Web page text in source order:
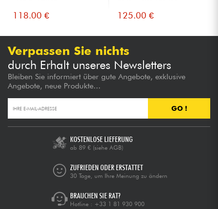
118.00 € 125.00 €
Verpassen Sie nichts
durch Erhalt unseres Newsletters
Bleiben Sie informiert über gute Angebote, exklusive
Angebote, neue Produkte...
GO !
KOSTENLOSE LIEFERUNG
ab 89 € (siehe AGB)
ZUFRIEDEN ODER ERSTATTET
30 Tage, um Ihre Meinung zu ändern
BRAUCHEN SIE RAT?
Hotline : +33 1 81 930 900